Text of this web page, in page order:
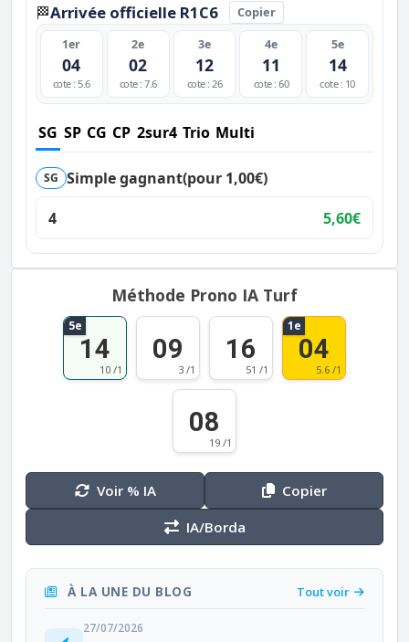
🏁Arrivée officielle R1C6 Copier
1er
04
cote : 5.6
2e
02
cote : 7.6
3e
12
cote : 26
4e
11
cote : 60
5e
14
cote : 10
SG SP CG CP 2sur4 Trio Multi
SG Simple gagnant(pour 1,00€)
4
5,60€
Méthode Prono IA Turf
5e
14
10 /1
09
3 /1
16
51 /1
1e
04
5.6 /1
08
19 /1
Voir % IA
Copier
IA/Borda
À LA UNE DU BLOG Tout voir
27/07/2026